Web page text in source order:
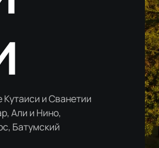
и Сванетии
Али и Нино,
Батумский